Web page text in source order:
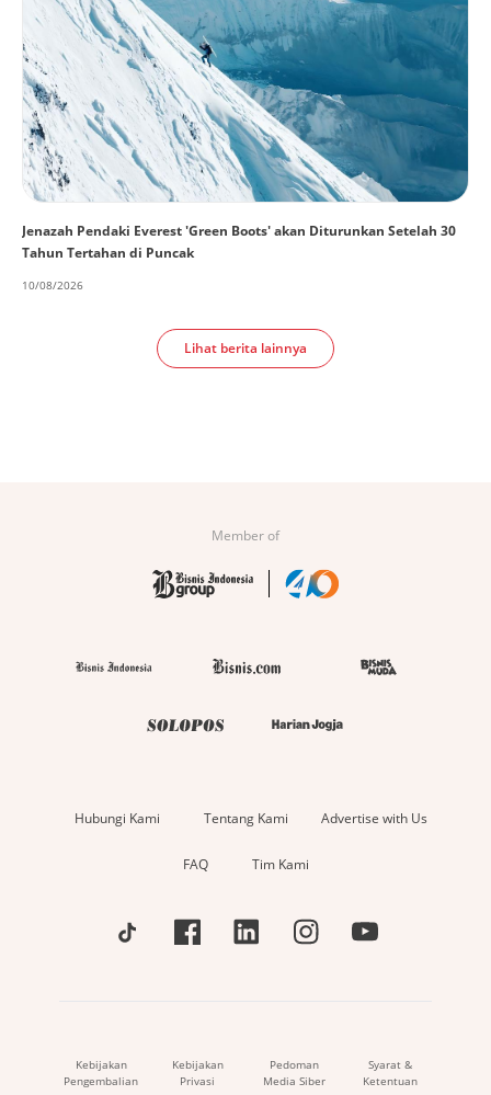
Jenazah Pendaki Everest 'Green Boots' akan Diturunkan Setelah 30
Tahun Tertahan di Puncak
10/08/2026
Lihat berita lainnya
Member of
Hubungi Kami Tentang Kami Advertise with Us
FAQ Tim Kami
Kebijakan
Pengembalian
Kebijakan
Privasi
Pedoman
Media Siber
Syarat &
Ketentuan